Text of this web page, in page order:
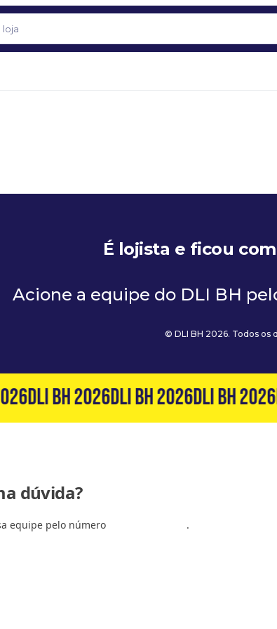
É lojista e ficou
Acione a equipe do DLI BH
© DLI BH 2026. Todos os
DLI BH 2026DLI BH 2026DLI BH 2026
dúvida?
equipe pelo número .